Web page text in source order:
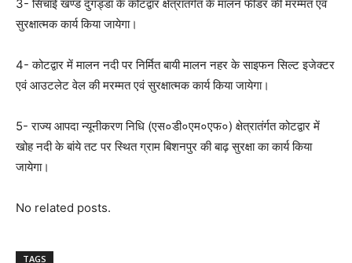
3- सिंचाई खण्ड दुगड्डा के कोटद्वार क्षेत्रातंर्गत के मालन फीडर की मरम्मत एवं
सुरक्षात्मक कार्य किया जायेगा।
4- कोटद्वार में मालन नदी पर निर्मित बायी मालन नहर के साइफन सिल्ट इजेक्टर
एवं आउटलेट वेल की मरम्मत एवं सुरक्षात्मक कार्य किया जायेगा।
5- राज्य आपदा न्यूनीकरण निधि (एस०डी०एम०एफ०) क्षेत्रातंर्गत कोटद्वार में
खोह नदी के बांये तट पर स्थित ग्राम बिशनपुर की बाढ़ सुरक्षा का कार्य किया
जायेगा।
No related posts.
TAGS